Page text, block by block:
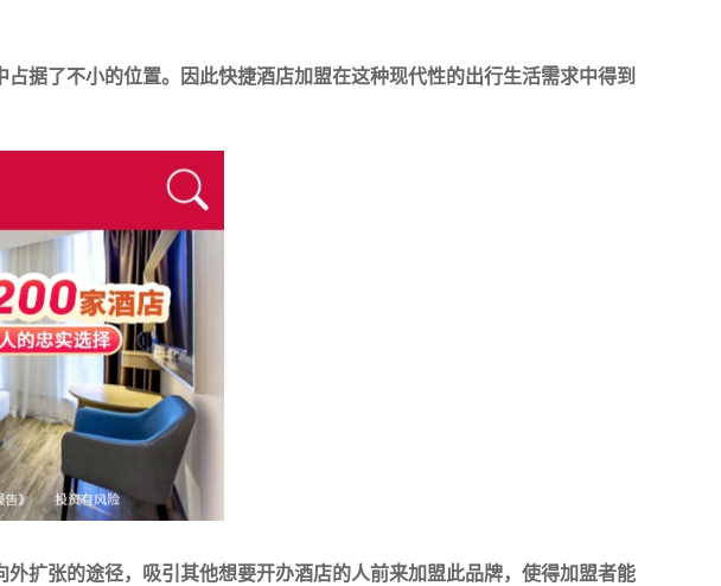
据了不小的位置。因此快捷酒店加盟在这种现代性的出行生活需求中得到
扩张的途径，吸引其他想要开办酒店的人前来加盟此品牌，使得加盟者能